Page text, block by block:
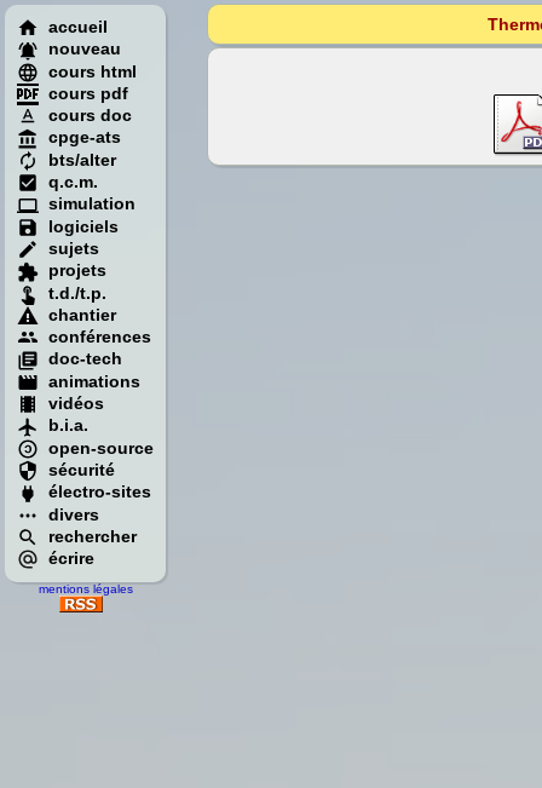
accueil
nouveau
cours html
cours pdf
cours doc
cpge-ats
bts/alter
q.c.m.
simulation
logiciels
sujets
projets
t.d./t.p.
chantier
conférences
doc-tech
animations
vidéos
b.i.a.
open-source
sécurité
électro-sites
divers
rechercher
écrire
mentions légales